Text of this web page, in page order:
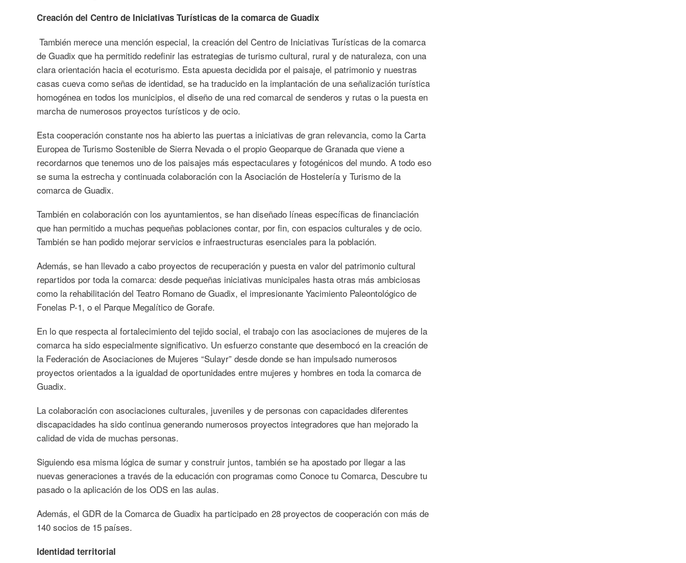
Creación del Centro de Iniciativas Turísticas de la comarca de Guadix
También merece una mención especial, la creación del Centro de Iniciativas Turísticas de la comarca
de Guadix que ha permitido redefinir las estrategias de turismo cultural, rural y de naturaleza, con una
clara orientación hacia el ecoturismo. Esta apuesta decidida por el paisaje, el patrimonio y nuestras
casas cueva como señas de identidad, se ha traducido en la implantación de una señalización turística
homogénea en todos los municipios, el diseño de una red comarcal de senderos y rutas o la puesta en
marcha de numerosos proyectos turísticos y de ocio.
Esta cooperación constante nos ha abierto las puertas a iniciativas de gran relevancia, como la Carta
Europea de Turismo Sostenible de Sierra Nevada o el propio Geoparque de Granada que viene a
recordarnos que tenemos uno de los paisajes más espectaculares y fotogénicos del mundo. A todo eso
se suma la estrecha y continuada colaboración con la Asociación de Hostelería y Turismo de la
comarca de Guadix.
También en colaboración con los ayuntamientos, se han diseñado líneas específicas de financiación
que han permitido a muchas pequeñas poblaciones contar, por fin, con espacios culturales y de ocio.
También se han podido mejorar servicios e infraestructuras esenciales para la población.
Además, se han llevado a cabo proyectos de recuperación y puesta en valor del patrimonio cultural
repartidos por toda la comarca: desde pequeñas iniciativas municipales hasta otras más ambiciosas
como la rehabilitación del Teatro Romano de Guadix, el impresionante Yacimiento Paleontológico de
Fonelas P-1, o el Parque Megalítico de Gorafe.
En lo que respecta al fortalecimiento del tejido social, el trabajo con las asociaciones de mujeres de la
comarca ha sido especialmente significativo. Un esfuerzo constante que desembocó en la creación de
la Federación de Asociaciones de Mujeres “Sulayr” desde donde se han impulsado numerosos
proyectos orientados a la igualdad de oportunidades entre mujeres y hombres en toda la comarca de
Guadix.
La colaboración con asociaciones culturales, juveniles y de personas con capacidades diferentes
discapacidades ha sido continua generando numerosos proyectos integradores que han mejorado la
calidad de vida de muchas personas.
Siguiendo esa misma lógica de sumar y construir juntos, también se ha apostado por llegar a las
nuevas generaciones a través de la educación con programas como Conoce tu Comarca, Descubre tu
pasado o la aplicación de los ODS en las aulas.
Además, el GDR de la Comarca de Guadix ha participado en 28 proyectos de cooperación con más de
140 socios de 15 países.
Identidad territorial